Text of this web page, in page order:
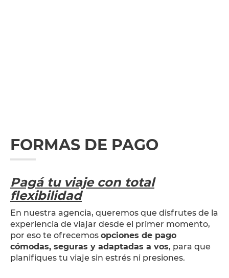
FORMAS DE PAGO
Pagá tu viaje con total
flexibilidad
En nuestra agencia, queremos que disfrutes de la
experiencia de viajar desde el primer momento,
por eso te ofrecemos opciones de pago
cómodas, seguras y adaptadas a vos, para que
planifiques tu viaje sin estrés ni presiones.